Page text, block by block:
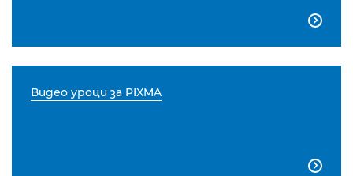

Видео уроци за PIXMA
